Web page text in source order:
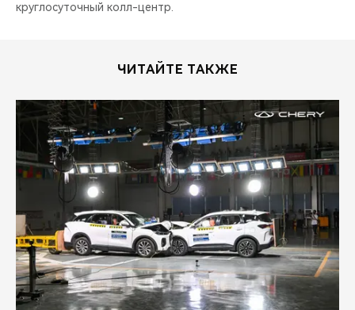
круглосуточный колл-центр.
ЧИТАЙТЕ ТАКЖЕ